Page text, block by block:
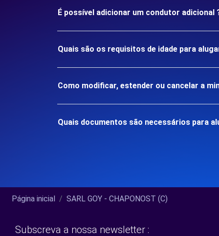
É possível adicionar um condutor adicional
Quais são os requisitos de idade para
Como modificar, estender ou cancelar a
Quais documentos são necessários para
Página inicial SARL GOY - CHAPONOST (C)
Subscreva a nossa newsletter :